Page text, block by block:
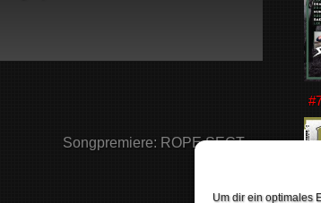
Um dir ein optimales
Songpremiere: ROPE SECT →